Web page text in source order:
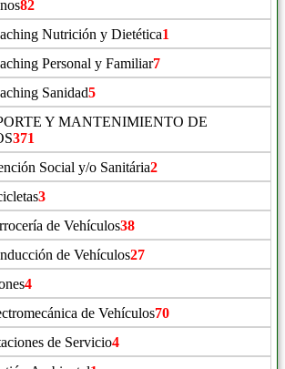
82
Nutrición y Dietética1
Personal y Familiar7
Sanidad5
Y MANTENIMIENTO DE
371
Social y/o Sanitária2
3
de Vehículos38
de Vehículos27
4
de Vehículos70
de Servicio4